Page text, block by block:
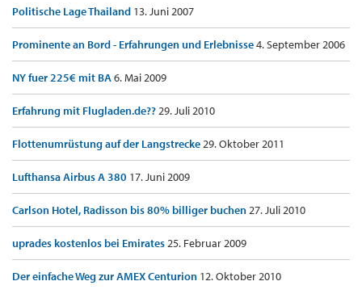
Politische Lage Thailand 13. Juni 2007
Prominente an Bord - Erfahrungen und Erlebnisse4. September 2006
NY fuer 225€ mit BA6. Mai 2009
Erfahrung mit Flugladen.de??29. Juli 2010
Flottenumrüstung auf der Langstrecke29. Oktober 2011
Lufthansa Airbus A 380 17. Juni 2009
Carlson Hotel, Radisson bis 80% billiger buchen27. Juli 2010
uprades kostenlos bei Emirates25. Februar 2009
Der einfache Weg zur AMEX Centurion 12. Oktober 2010